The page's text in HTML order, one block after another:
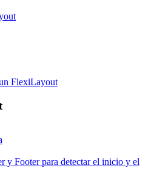
FlexiLayout
y Footer para detectar el inicio y el